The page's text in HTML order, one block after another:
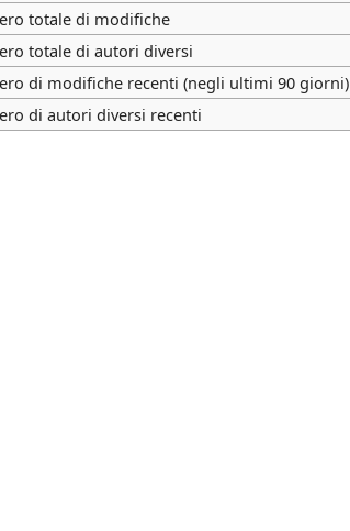
totale di modifiche
totale di autori diversi
di modifiche recenti (negli ultimi 90 giorni)
di autori diversi recenti